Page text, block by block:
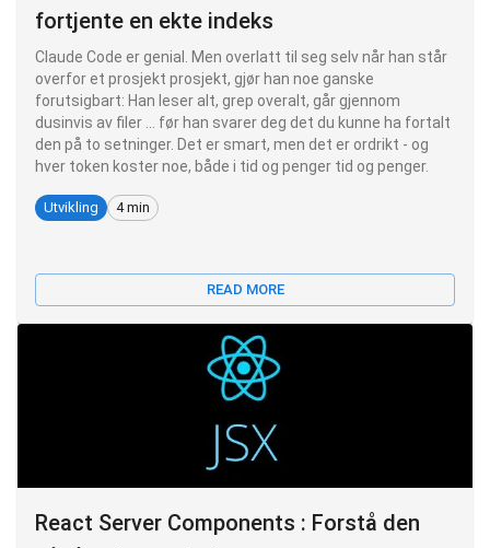
fortjente en ekte indeks
Claude Code er genial. Men overlatt til seg selv når han står
overfor et prosjekt prosjekt, gjør han noe ganske
forutsigbart: Han leser alt, grep overalt, går gjennom
dusinvis av filer ... før han svarer deg det du kunne ha fortalt
den på to setninger. Det er smart, men det er ordrikt - og
hver token koster noe, både i tid og penger tid og penger.
Utvikling 4 min
READ MORE
React Server Components : Forstå den